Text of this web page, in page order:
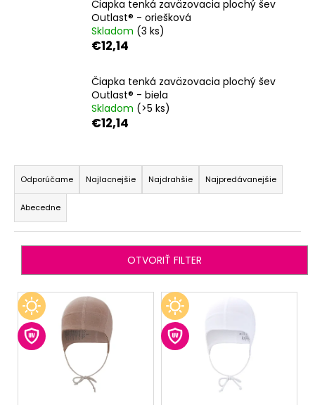
Čiapka tenká zaväzovacia plochý šev
Outlast® - oriešková
Skladom (3 ks)
€12,14
Čiapka tenká zaväzovacia plochý šev
Outlast® - biela
Skladom (>5 ks)
€12,14
R
a
d
e
n
e
p
r
o
d
Odporúčame Najlacnejšie Najdrahšie Najpredávanejšie
Abecedne
OTVORIŤ FILTER
V
ý
p
HĽADAŤ
O
o
ú
č
a
m